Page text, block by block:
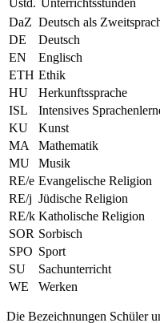
Ustd. Unterrichtsstunden
DaZ Deutsch als
DE
Deutsch
EN
Englisch
ETH Ethik
HU
Herkunftssprache
ISL
Intensives
KU
Kunst
MA
Mathematik
MU
Musik
RE/e Evangelische Religion
RE/j Jüdische Religion
RE/k Katholische Religion
SOR Sorbisch
SPO Sport
SU
Sachunterricht
WE
Werken
Die Bezeichnungen Schüler